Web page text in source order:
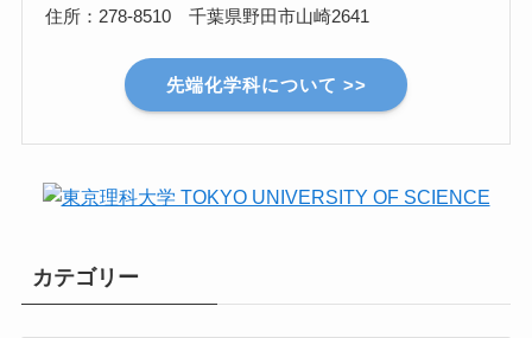
住所：278-8510 千葉県野田市山崎2641
先端化学科について >>
カテゴリー